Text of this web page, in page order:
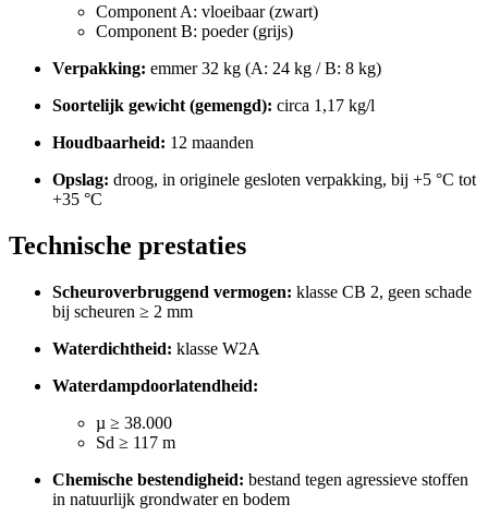
Component A: vloeibaar (zwart)
Component B: poeder (grijs)
Verpakking: emmer 32 kg (A: 24 kg / B: 8 kg)
Soortelijk gewicht (gemengd): circa 1,17 kg/l
Houdbaarheid: 12 maanden
Opslag: droog, in originele gesloten verpakking, bij +5 °C tot
+35 °C
Technische prestaties
Scheuroverbruggend vermogen: klasse CB 2, geen schade
bij scheuren ≥ 2 mm
Waterdichtheid: klasse W2A
Waterdampdoorlatendheid:
µ ≥ 38.000
Sd ≥ 117 m
Chemische bestendigheid: bestand tegen agressieve stoffen
in natuurlijk grondwater en bodem